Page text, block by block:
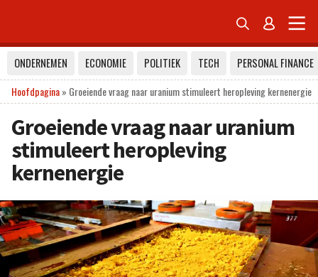
 
ONDERNEMEN ECONOMIE POLITIEK TECH
PERSONAL FINANCE
Hoofdpagina» Groeiende vraag naar uranium stimuleert heropleving kernenergie
Groeiende vraag naar uranium
stimuleert heropleving
kernenergie